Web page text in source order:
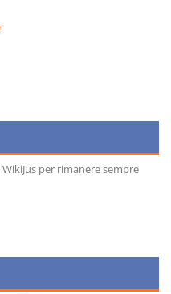
per rimanere sempre